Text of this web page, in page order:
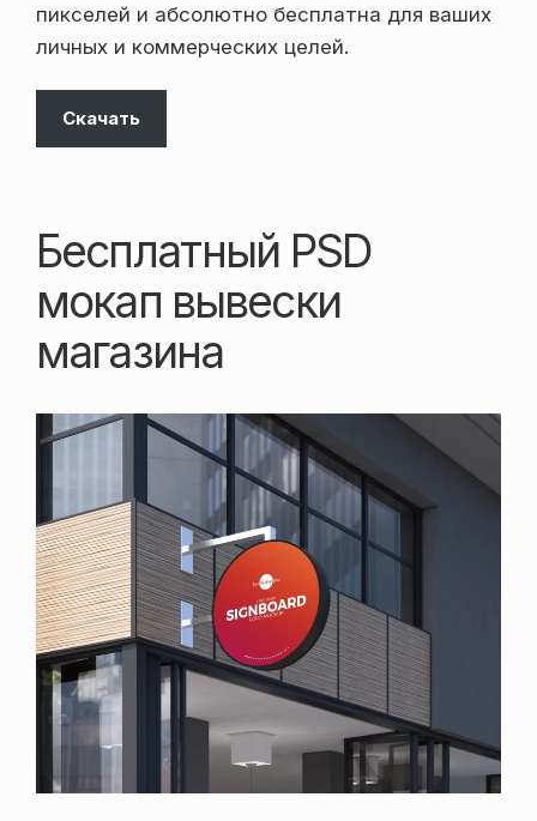
пикселей и абсолютно бесплатна для ваших
личных и коммерческих целей.
Скачать
Бесплатный PSD
мокап вывески
магазина